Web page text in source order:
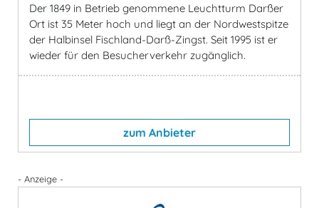
Der 1849 in Betrieb genommene Leuchtturm Darßer
Ort ist 35 Meter hoch und liegt an der Nordwestspitze
der Halbinsel Fischland-Darß-Zingst. Seit 1995 ist er
wieder für den Besucherverkehr zugänglich.
zum Anbieter
- Anzeige -